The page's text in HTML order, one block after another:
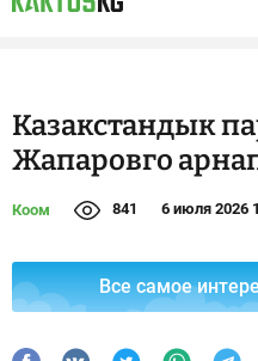
Казакстандык
Жапаровго
Коом 841 6 июля 2026
Все самое